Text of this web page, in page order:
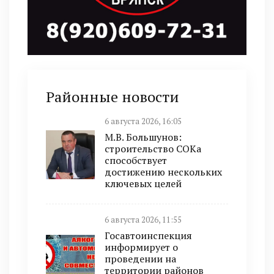
Районные новости
6 августа 2026, 16:05
М.В. Большунов:
строительство СОКа
способствует
достижению нескольких
ключевых целей
6 августа 2026, 11:55
Госавтоинспекция
информирует о
проведении на
территории районов